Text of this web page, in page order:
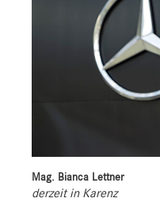
Mag. Bianca Lettner
derzeit in Karenz